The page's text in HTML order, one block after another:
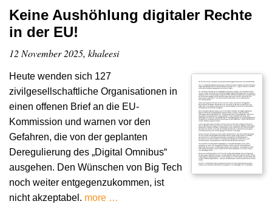
Keine Aushöhlung digitaler Rechte
in der EU!
12 November 2025, khaleesi
Heute wenden sich 127
zivilgesellschaftliche Organisationen in
einen offenen Brief an die EU-
Kommission und warnen vor den
Gefahren, die von der geplanten
Deregulierung des „Digital Omnibus“
ausgehen. Den Wünschen von Big Tech
noch weiter entgegenzukommen, ist
nicht akzeptabel. more …